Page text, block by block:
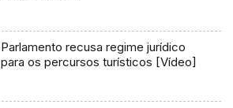
Parlamento recusa regime jurídico
para os percursos turísticos [Vídeo]